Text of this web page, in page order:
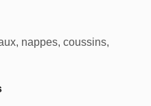
nappes, coussins,